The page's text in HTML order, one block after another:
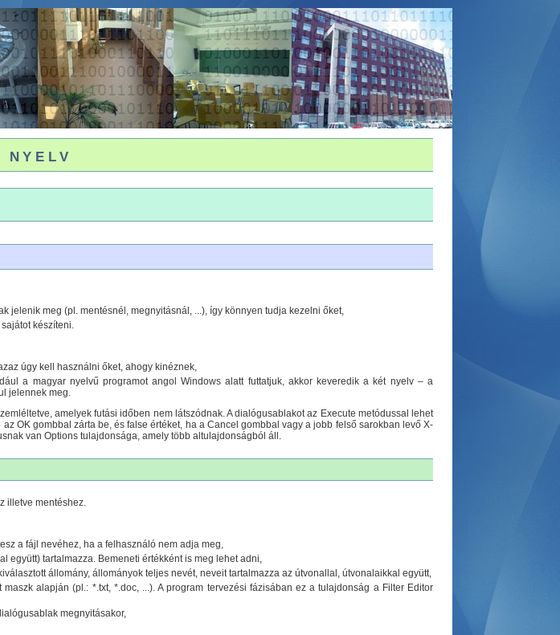
nyelv
jelenik meg (pl. mentésnél, megnyitásnál, ...), így könnyen tudja kezelni őket,
készíteni.
úgy kell használni őket, ahogy kinéznek,
a magyar nyelvű programot angol Windows alatt futtatjuk, akkor keveredik a két nyelv – a
jelennek meg.
amelyek futási időben nem látszódnak. A dialógusablakot az Execute metódussal lehet
OK gombbal zárta be, és false értéket, ha a Cancel gombbal vagy a jobb felső sarokban levő X-
van Options tulajdonsága, amely több altulajdonságból áll.
illetve mentéshez.
a fájl nevéhez, ha a felhasználó nem adja meg,
együtt) tartalmazza. Bemeneti értékként is meg lehet adni,
állomány, állományok teljes nevét, neveit tartalmazza az útvonallal, útvonalaikkal együtt,
alapján (pl.: *.txt, *.doc, ...). A program tervezési fázisában ez a tulajdonság a Filter Editor
megnyitásakor,